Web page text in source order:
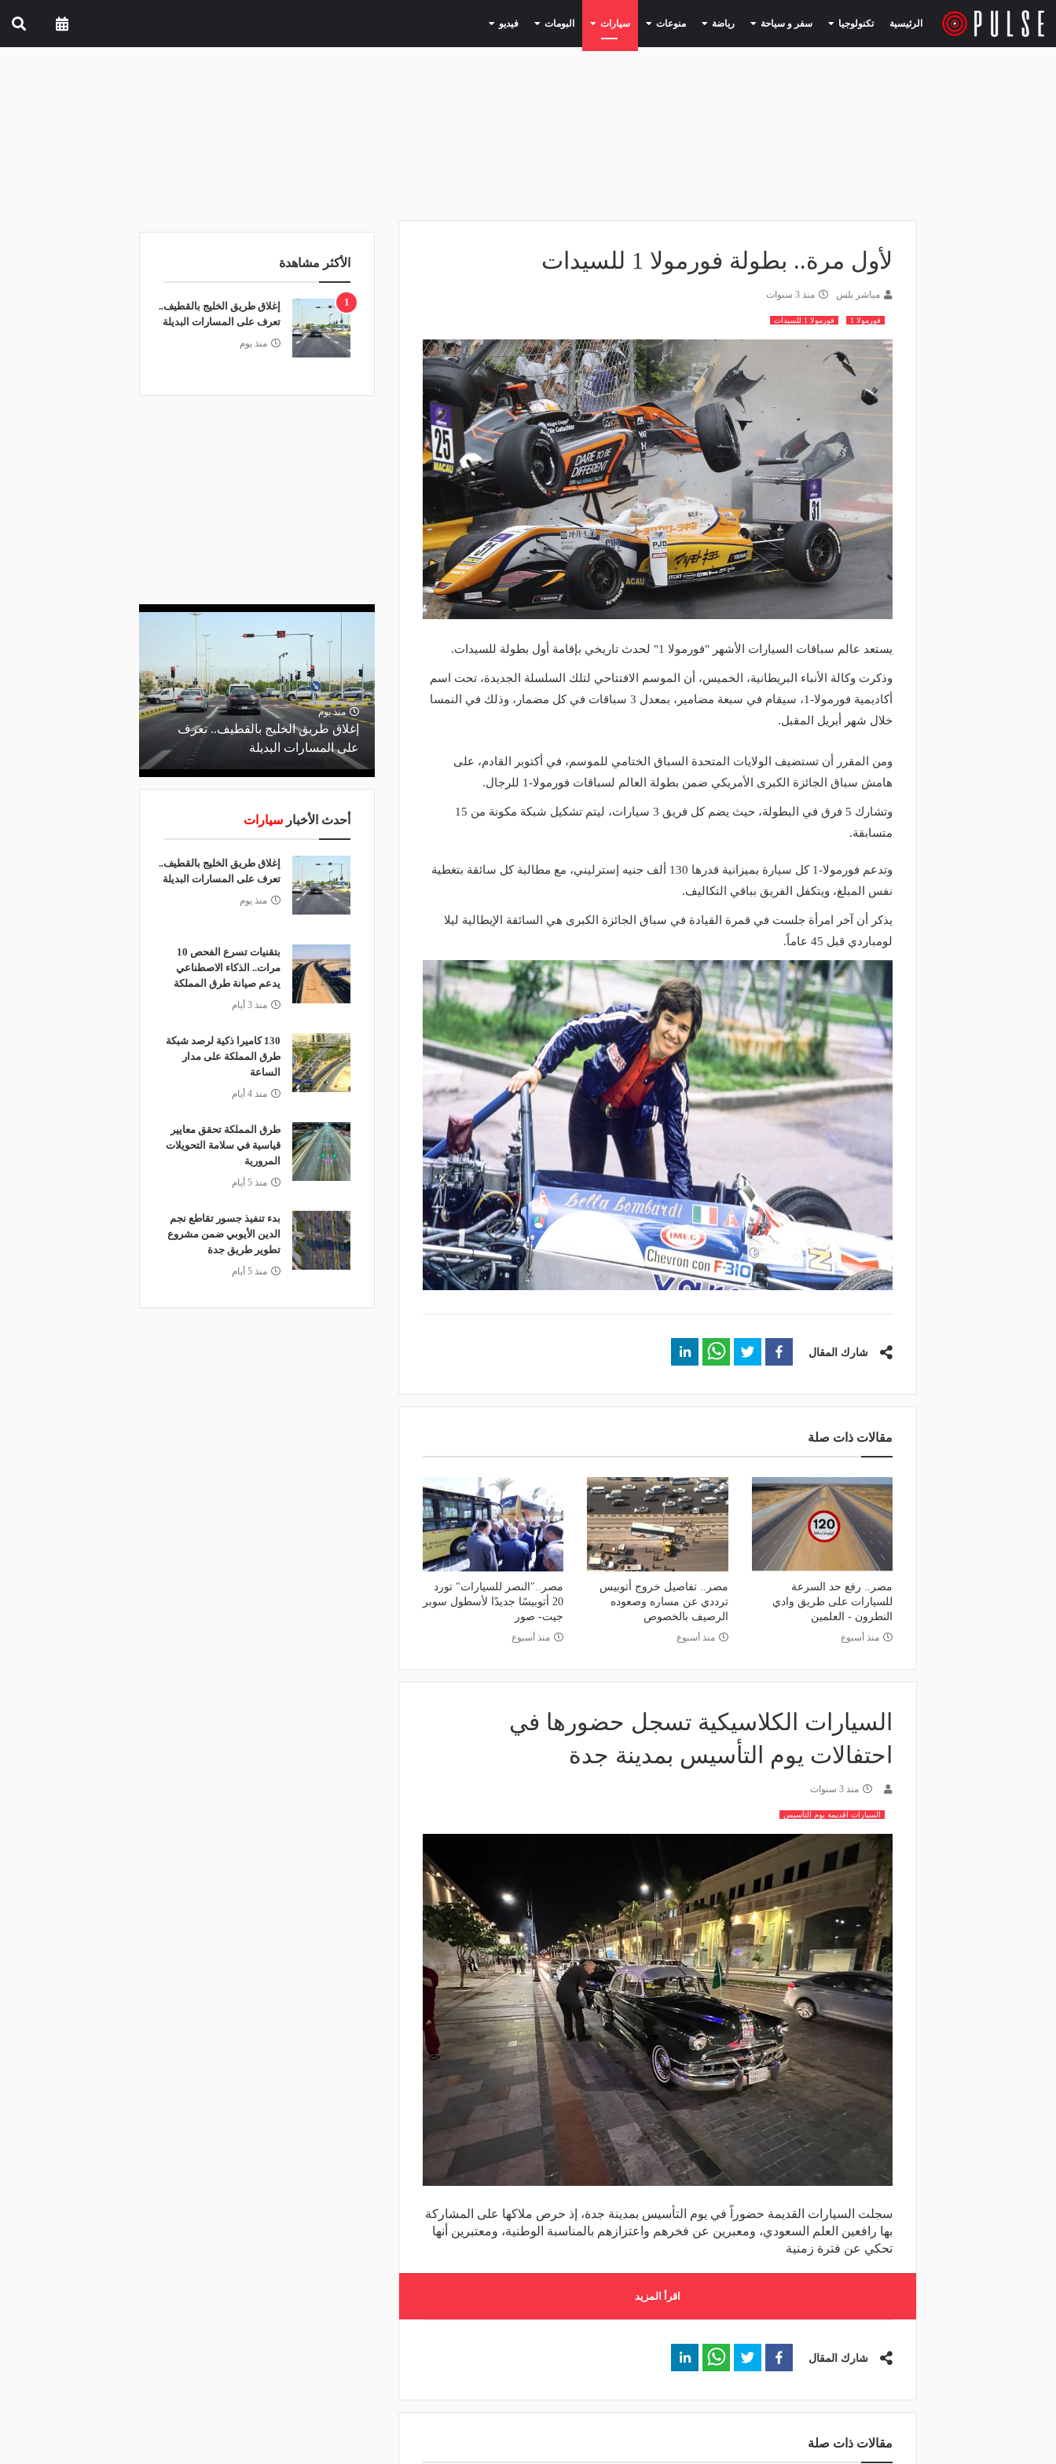
الرئيسية تكنولوجيا (current) سفر و سياحة (current) رياضة (current) منوعات (current) سيارات (current) البومات (current) فيديو (current)
لأول مرة.. بطولة فورمولا 1 للسيدات
مباشر بلس منذ 3 سنوات
فورمولا 1 فورمولا 1 للسيدات
يستعد عالم سباقات السيارات الأشهر "فورمولا 1" لحدث تاريخي بإقامة أول بطولة للسيدات.
وذكرت وكالة الأنباء البريطانية، الخميس، أن الموسم الافتتاحي لتلك السلسلة الجديدة، تحت اسم
أكاديمية فورمولا-1، سيقام في سبعة مضامير، بمعدل 3 سباقات في كل مضمار، وذلك في النمسا
خلال شهر أبريل المقبل.
ومن المقرر أن تستضيف الولايات المتحدة السباق الختامي للموسم، في أكتوبر القادم، على
هامش سباق الجائزة الكبرى الأمريكي ضمن بطولة العالم لسباقات فورمولا-1 للرجال.
وتشارك 5 فرق في البطولة، حيث يضم كل فريق 3 سيارات، ليتم تشكيل شبكة مكونة من 15
متسابقة.
وتدعم فورمولا-1 كل سيارة بميزانية قدرها 130 ألف جنيه إسترليني، مع مطالبة كل سائقة بتغطية
نفس المبلغ، ويتكفل الفريق بباقي التكاليف.
يذكر أن آخر امرأة جلست في قمرة القيادة في سباق الجائزة الكبرى هي السائقة الإيطالية ليلا
لومباردي قبل 45 عاماً.
شارك المقال
مقالات ذات صلة
مصر.. رفع حد السرعة
للسيارات على طريق وادي
النطرون - العلمين
منذ أسبوع
مصر.. تفاصيل خروج أتوبيس
ترددي عن مساره وصعوده
الرصيف بالخصوص
منذ أسبوع
مصر.."النصر للسيارات" تورد
20 أتوبيسًا جديدًا لأسطول سوبر
جيت- صور
منذ أسبوع
السيارات الكلاسيكية تسجل حضورها في
احتفالات يوم التأسيس بمدينة جدة
منذ 3 سنوات
السيارات اقديمة يوم التأسيس
سجلت السيارات القديمة حضوراً في يوم التأسيس بمدينة جدة، إذ حرص ملاكها على المشاركة
بها رافعين العلم السعودي، ومعبرين عن فخرهم واعتزازهم بالمناسبة الوطنية، ومعتبرين أنها
تحكي عن فترة زمنية
اقرأ المزيد
شارك المقال
مقالات ذات صلة
الأكثر مشاهدة
1
إغلاق طريق الخليج بالقطيف..
تعرف على المسارات البديلة
منذ يوم
منذ يوم
إغلاق طريق الخليج بالقطيف.. تعرف
على المسارات البديلة
أحدث الأخبار سيارات
إغلاق طريق الخليج بالقطيف..
تعرف على المسارات البديلة
منذ يوم
بتقنيات تسرع الفحص 10
مرات.. الذكاء الاصطناعي
يدعم صيانة طرق المملكة
منذ 3 أيام
130 كاميرا ذكية لرصد شبكة
طرق المملكة على مدار
الساعة
منذ 4 أيام
طرق المملكة تحقق معايير
قياسية في سلامة التحويلات
المرورية
منذ 5 أيام
بدء تنفيذ جسور تقاطع نجم
الدين الأيوبي ضمن مشروع
تطوير طريق جدة
منذ 5 أيام